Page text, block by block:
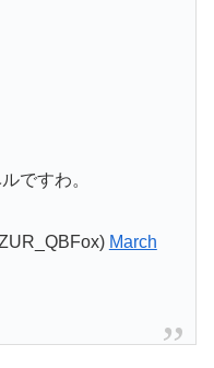
ですわ。
March